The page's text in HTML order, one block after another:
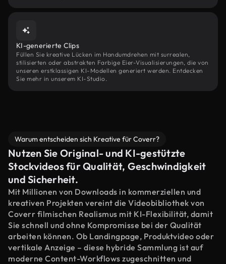
KI-generierte Clips
Füllen Sie kreative Lücken im Handumdrehen mit surrealen,
stilisierten oder abstrakten Farbige Eier-Visualisierungen, die von
unseren erstklassigen KI-Modellen generiert werden. Entdecken
Sie mehr in unserem KI-Studio.
Warum entscheiden sich Kreative für Coverr?
Nutzen Sie Original- und KI-gestützte
Stockvideos für Qualität, Geschwindigkeit
und Sicherheit.
Mit Millionen von Downloads in kommerziellen und
kreativen Projekten vereint die Videobibliothek von
Coverr filmischen Realismus mit KI-Flexibilität, damit
Sie schnell und ohne Kompromisse bei der Qualität
arbeiten können. Ob Landingpage, Produktvideo oder
vertikale Anzeige – diese hybride Sammlung ist auf
moderne Content-Workflows zugeschnitten und